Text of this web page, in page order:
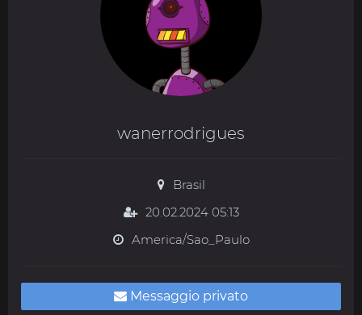
wanerrodrigues
Brasil
20.02.2024 05:13
America/Sao_Paulo
Messaggio privato